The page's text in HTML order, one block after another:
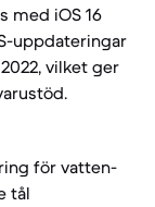
med iOS 16
uppdateringar
vilket ger
för vatten-
tål